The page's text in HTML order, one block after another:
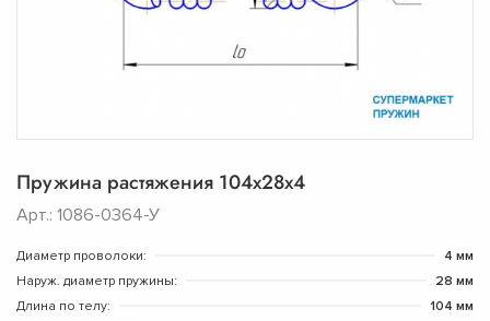
Пружина растяжения 104х28х4
Арт.: 1086-0364-У
Диаметр проволоки:
4 мм
Наруж. диаметр пружины:
28 мм
Длина по телу:
104 мм